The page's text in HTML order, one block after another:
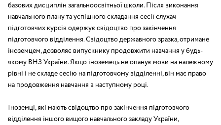
базових дисциплін загальноосвітньої школи. Після виконання
навчального плану та успішного складання сесії слухач
підготовчих курсів одержує свідоцтво про закінчення
підготовчого відділення. Свідоцтво державного зразка, отримане
іноземцем, дозволяє випускнику продовжити навчання у будь-
якому ВНЗ України. Якщо іноземець не опанує мови на належному
рівні і не складе сесію на підготовчому відділенні, він має право
на продовження навчання в наступному році.
Іноземці, які мають свідоцтво про закінчення підготовчого
відділення іншого вищого навчального закладу України,